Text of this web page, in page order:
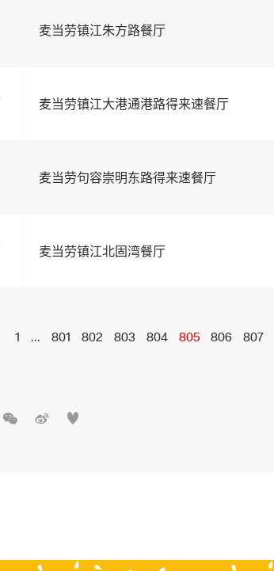
麦当劳镇江朱方路餐厅
麦当劳镇江大港通港路得来速餐厅
麦当劳句容崇明东路得来速餐厅
麦当劳镇江北固湾餐厅
1 ... 801 802 803 804 805 806 807
  